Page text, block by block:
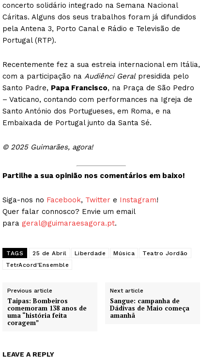
Guimarães, agora!
concerto solidário integrado na Semana Nacional
Cáritas. Alguns dos seus trabalhos foram já difundidos
pela Antena 3, Porto Canal e Rádio e Televisão de
Portugal (RTP).
Recentemente fez a sua estreia internacional em Itália,
com a participação na Audiênci Geralpresidida pelo
Santo Padre, Papa Francisco, na Praça de São Pedro
– Vaticano, contando com performances na Igreja de
Santo António dos Portugueses, em Roma, e na
Embaixada de Portugal junto da Santa Sé.
© 2025 Guimarães, agora!
Partilhe a sua opinião nos comentários em baixo!
Siga-nos no Facebook, Twitter e Instagram!
Quer falar connosco? Envie um email
para geral@guimaraesagora.pt.
TAGS 25 de Abril Liberdade Música
Teatro Jordão
TetrAcord'Ensemble
Previous article
Taipas: Bombeiros
comemoram 138 anos de
uma “história feita
coragem”
Next article
Sangue: campanha de
Dádivas de Maio começa
amanhã
LEAVE A REPLY